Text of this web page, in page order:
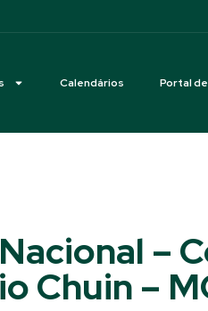
Calendários Portal
–
Chuin –